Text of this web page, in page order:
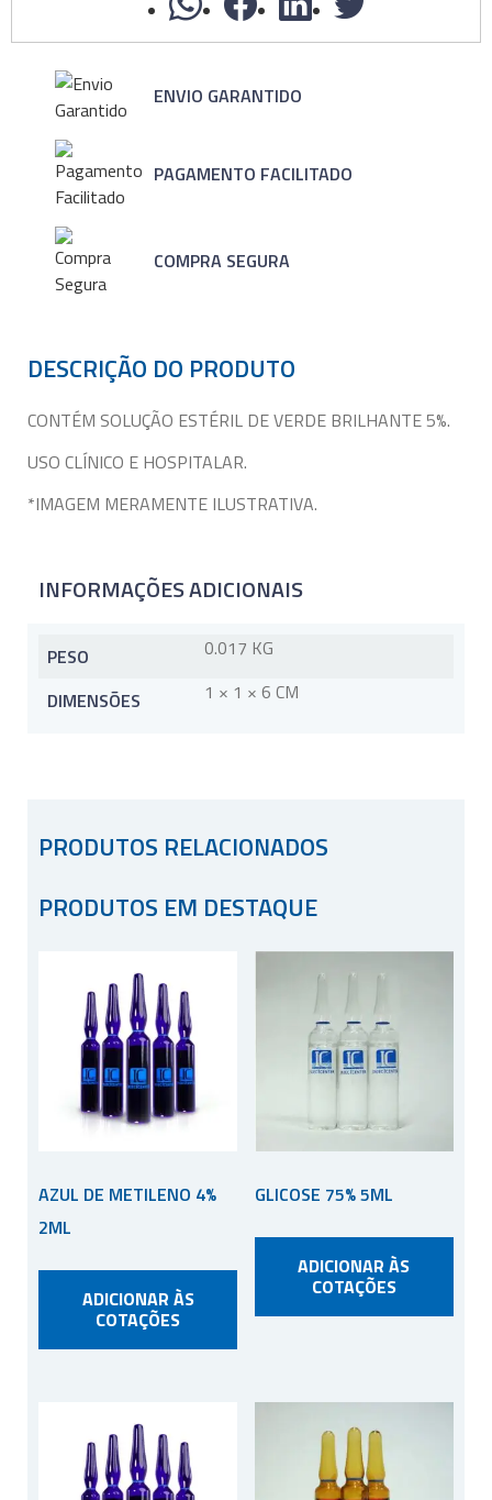
ENVIO GARANTIDO
PAGAMENTO FACILITADO
COMPRA SEGURA
DESCRIÇÃO DO PRODUTO
CONTÉM SOLUÇÃO ESTÉRIL DE VERDE BRILHANTE 5%.
USO CLÍNICO E HOSPITALAR.
*IMAGEM MERAMENTE ILUSTRATIVA.
INFORMAÇÕES ADICIONAIS
PESO
0.017 KG
DIMENSÕES
1 × 1 × 6 CM
PRODUTOS RELACIONADOS
PRODUTOS EM DESTAQUE
AZUL DE METILENO 4%
2ML
ADICIONAR ÀS
COTAÇÕES
GLICOSE 75% 5ML
ADICIONAR ÀS
COTAÇÕES